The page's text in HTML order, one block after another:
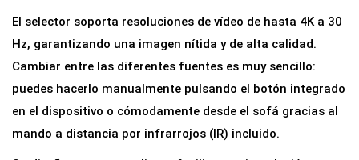
El selector soporta resoluciones de vídeo de hasta 4K a 30
Hz, garantizando una imagen nítida y de alta calidad.
Cambiar entre las diferentes fuentes es muy sencillo:
puedes hacerlo manualmente pulsando el botón integrado
en el dispositivo o cómodamente desde el sofá gracias al
mando a distancia por infrarrojos (IR) incluido.